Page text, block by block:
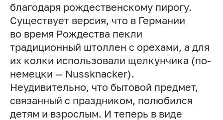
благодаря рождественскому пирогу.
Существует версия, что в Германии
во время Рождества пекли
традиционный штоллен с орехами, а для
их колки использовали щелкунчика (по-
немецки — Nussknacker).
Неудивительно, что бытовой предмет,
связанный с праздником, полюбился
детям и взрослым. И теперь в виде